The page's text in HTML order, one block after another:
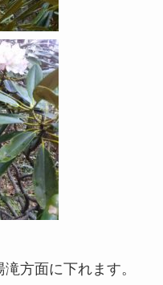
方面に下れます。